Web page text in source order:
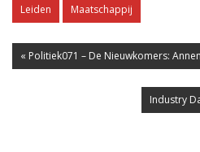
Leiden Maatschappij
« Politiek071 – De Nieuwkomers:
Industry